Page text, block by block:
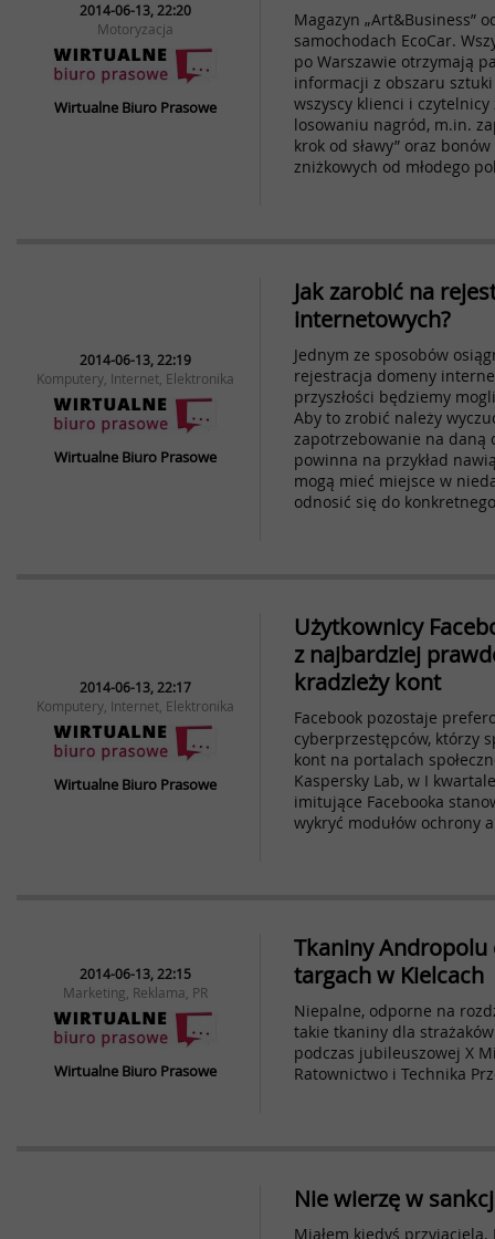
2014-06-13, 22:20
Motoryzacja
Wirtualne Biuro Prasowe
Magazyn „Art&Business”
samochodach EcoCar.
po Warszawie otrzymają
informacji z obszaru
wszyscy klienci i
losowaniu nagród, m.in.
krok od sławy” oraz
zniżkowych od młodego
2014-06-13, 22:19
Komputery, Internet, Elektronika
Wirtualne Biuro Prasowe
Jak zarobić na
internetowych?
Jednym ze sposobów
rejestracja domeny
przyszłości będziemy
Aby to zrobić należy
zapotrzebowanie na daną
powinna na przykład
mogą mieć miejsce w
odnosić się do
2014-06-13, 22:17
Komputery, Internet, Elektronika
Wirtualne Biuro Prasowe
Użytkownicy
z najbardziej
kradzieży kont
Facebook pozostaje
cyberprzestępców, którzy
kont na portalach
Kaspersky Lab, w I
imitujące Facebooka
wykryć modułów ochrony
2014-06-13, 22:15
Marketing, Reklama, PR
Wirtualne Biuro Prasowe
Tkaniny
targach w Kielcach
Niepalne, odporne na
takie tkaniny dla
podczas jubileuszowej X
Ratownictwo i Technika
Nie wierzę w
Miałem kiedyś przyjaciela.